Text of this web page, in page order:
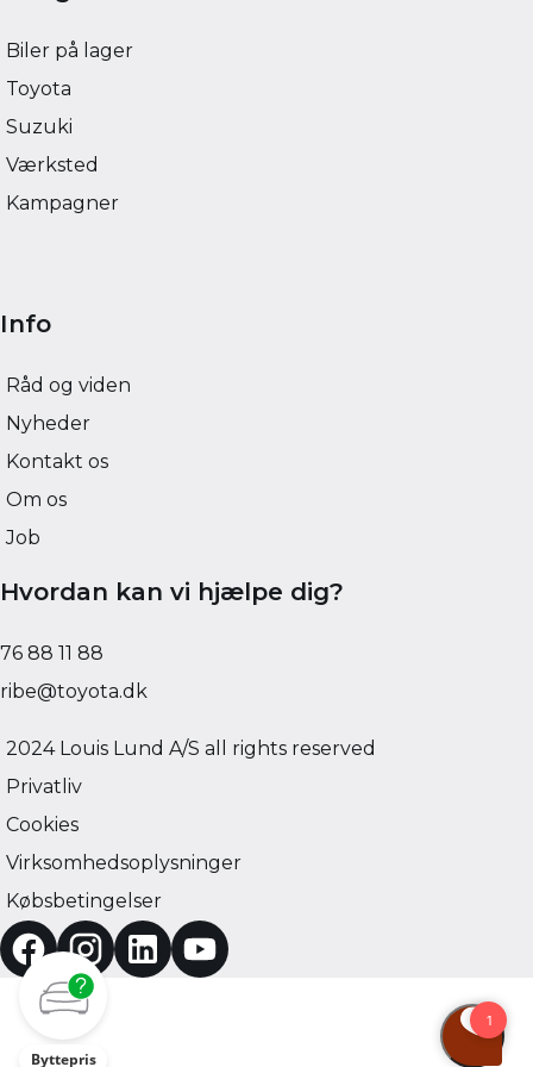
Biler på lager
Toyota
Suzuki
Værksted
Kampagner
Info
Råd og viden
Nyheder
Kontakt os
Om os
Job
Hvordan kan vi hjælpe dig?
76 88 11 88
ribe@toyota.dk
2024 Louis Lund A/S all rights reserved
Privatliv
Cookies
Virksomhedsoplysninger
Købsbetingelser
Byttepris